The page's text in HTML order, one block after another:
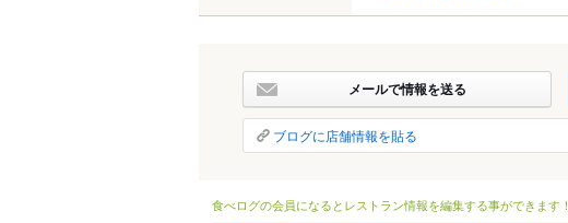
メールで情報を送る
ブログに店舗情報を貼る
食べログの会員になるとレストラン情報を編集する事ができます